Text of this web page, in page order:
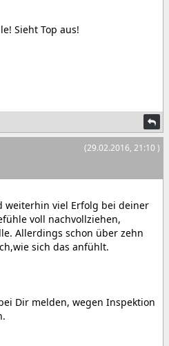
Sieht Top aus!
(29.02.2016, 21:10 )
weiterhin viel Erfolg bei deiner
voll nachvollziehen,
Allerdings schon über zehn
sich das anfühlt.
Dir melden, wegen Inspektion